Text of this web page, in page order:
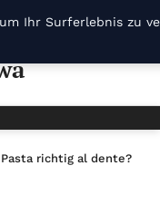
richtig al dente?
Ihr Surferlebnis zu